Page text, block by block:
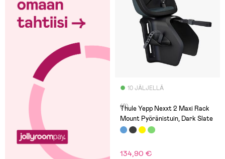
10 JÄLJELLÄ
(0)
Thule Yepp Nexxt 2 Maxi Rack
Mount Pyöränistuin, Dark Slate
134,90 €